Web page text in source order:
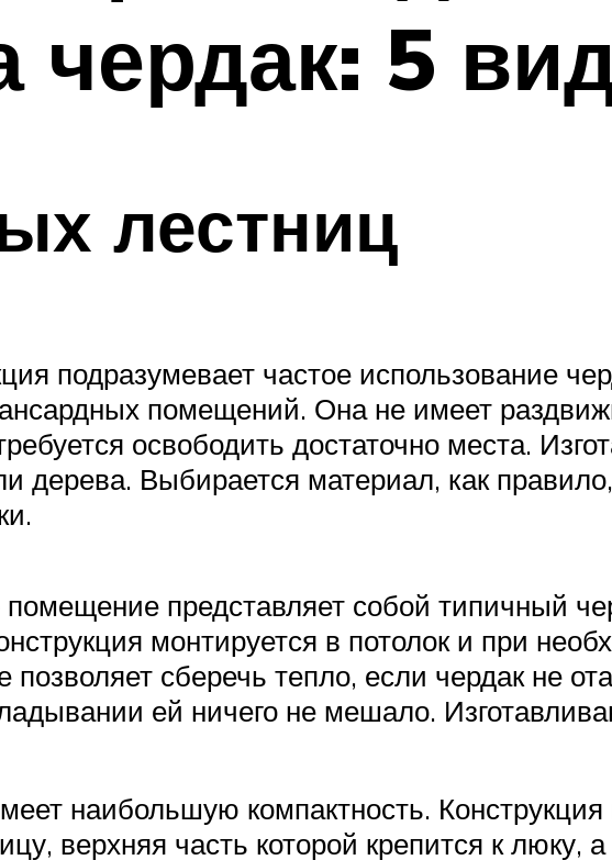
чердак: 5
лестниц
подразумевает частое использование
помещений. Она не имеет
освободить достаточно места.
дерева. Выбирается материал, как
представляет собой типичный
монтируется в потолок и при
сберечь тепло, если чердак не
ей ничего не мешало.
наибольшую компактность. Конструкция
верхняя часть которой крепится к люку,